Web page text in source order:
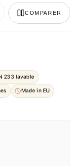
COMPARER
233 lavable
Made in EU